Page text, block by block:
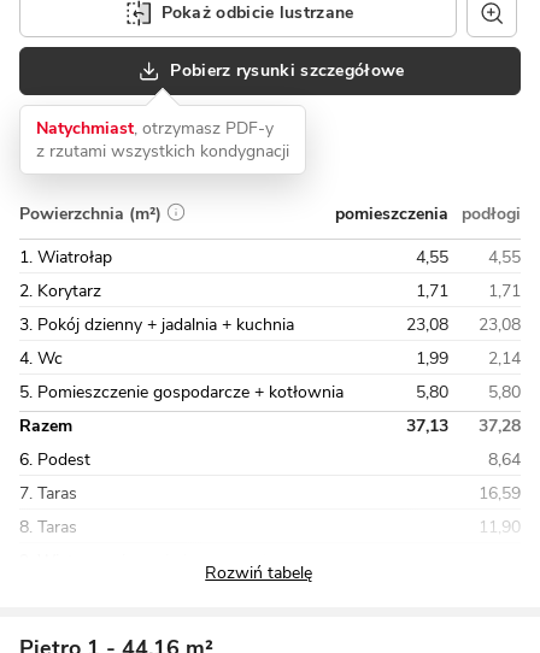
Pokaż odbicie lustrzane
Pobierz rysunki szczegółowe
Natychmiast, otrzymasz PDF-y
z rzutami wszystkich kondygnacji
Powierzchnia (m²) pomieszczenia
podłogi
1. Wiatrołap
4,55
4,55
2. Korytarz
1,71
1,71
3. Pokój dzienny + jadalnia + kuchnia
23,08
23,08
4. Wc
1,99
2,14
5. Pomieszczenie gospodarcze + kotłownia
5,80
5,80
Razem
37,13
37,28
6. Podest
8,64
7. Taras
16,59
8. Taras
11,90
9. Wiata garażowa jednostanowiskowa